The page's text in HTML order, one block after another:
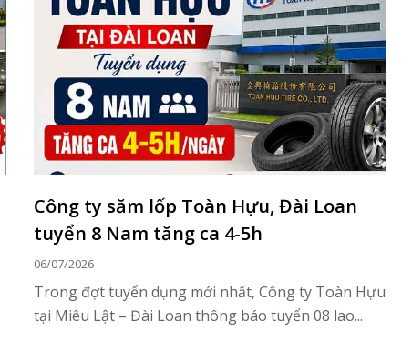
Công ty săm lốp Toàn Hựu, Đài Loan
tuyển 8 Nam tăng ca 4-5h
06/07/2026
Trong đợt tuyển dụng mới nhất, Công ty Toàn Hựu
tại Miêu Lật – Đài Loan thông báo tuyển 08 lao...